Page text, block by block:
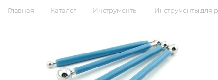
Главная — Каталог — Инструменты — Инструменты для